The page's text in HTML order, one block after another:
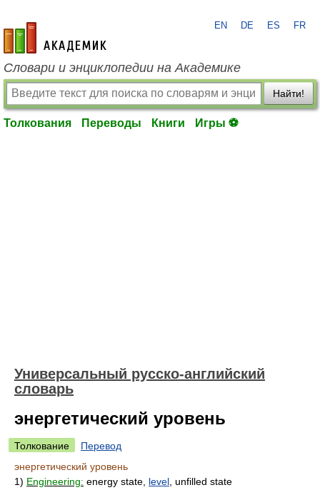
academic.ru
EN DE ES FR
Словари и энциклопедии на Академике
Найти!
Толкования Переводы Книги Игры ⚽
Универсальный русско-английский
словарь
энергетический уровень
Толкование
Перевод
энергетический уровень
1) Engineering: energy state, level , unfilled state